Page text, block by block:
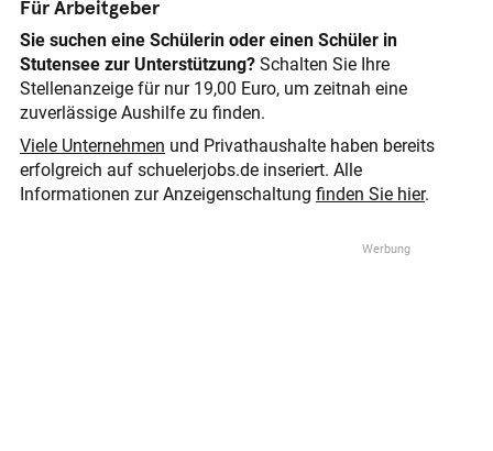
Für Arbeitgeber
Sie suchen eine Schülerin oder einen Schüler in
Stutensee zur Unterstützung? Schalten Sie Ihre
Stellenanzeige für nur 19,00 Euro, um zeitnah eine
zuverlässige Aushilfe zu finden.
Viele Unternehmen und Privathaushalte haben bereits
erfolgreich auf schuelerjobs.de inseriert. Alle
Informationen zur Anzeigenschaltung finden Sie hier.